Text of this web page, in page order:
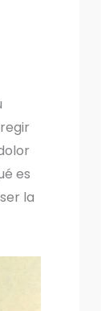
es
la